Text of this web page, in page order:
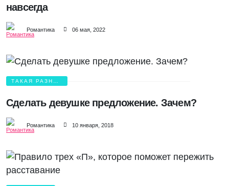
навсегда
Романтика 06 мая, 2022
ТАКАЯ РАЗНАЯ
Сделать девушке предложение. Зачем?
Романтика 10 января, 2018